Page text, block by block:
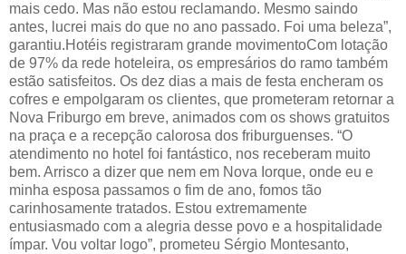
mais cedo. Mas não estou reclamando. Mesmo saindo
antes, lucrei mais do que no ano passado. Foi uma beleza”,
garantiu.Hotéis registraram grande movimentoCom lotação
de 97% da rede hoteleira, os empresários do ramo também
estão satisfeitos. Os dez dias a mais de festa encheram os
cofres e empolgaram os clientes, que prometeram retornar a
Nova Friburgo em breve, animados com os shows gratuitos
na praça e a recepção calorosa dos friburguenses. “O
atendimento no hotel foi fantástico, nos receberam muito
bem. Arrisco a dizer que nem em Nova Iorque, onde eu e
minha esposa passamos o fim de ano, fomos tão
carinhosamente tratados. Estou extremamente
entusiasmado com a alegria desse povo e a hospitalidade
ímpar. Vou voltar logo”, prometeu Sérgio Montesanto,